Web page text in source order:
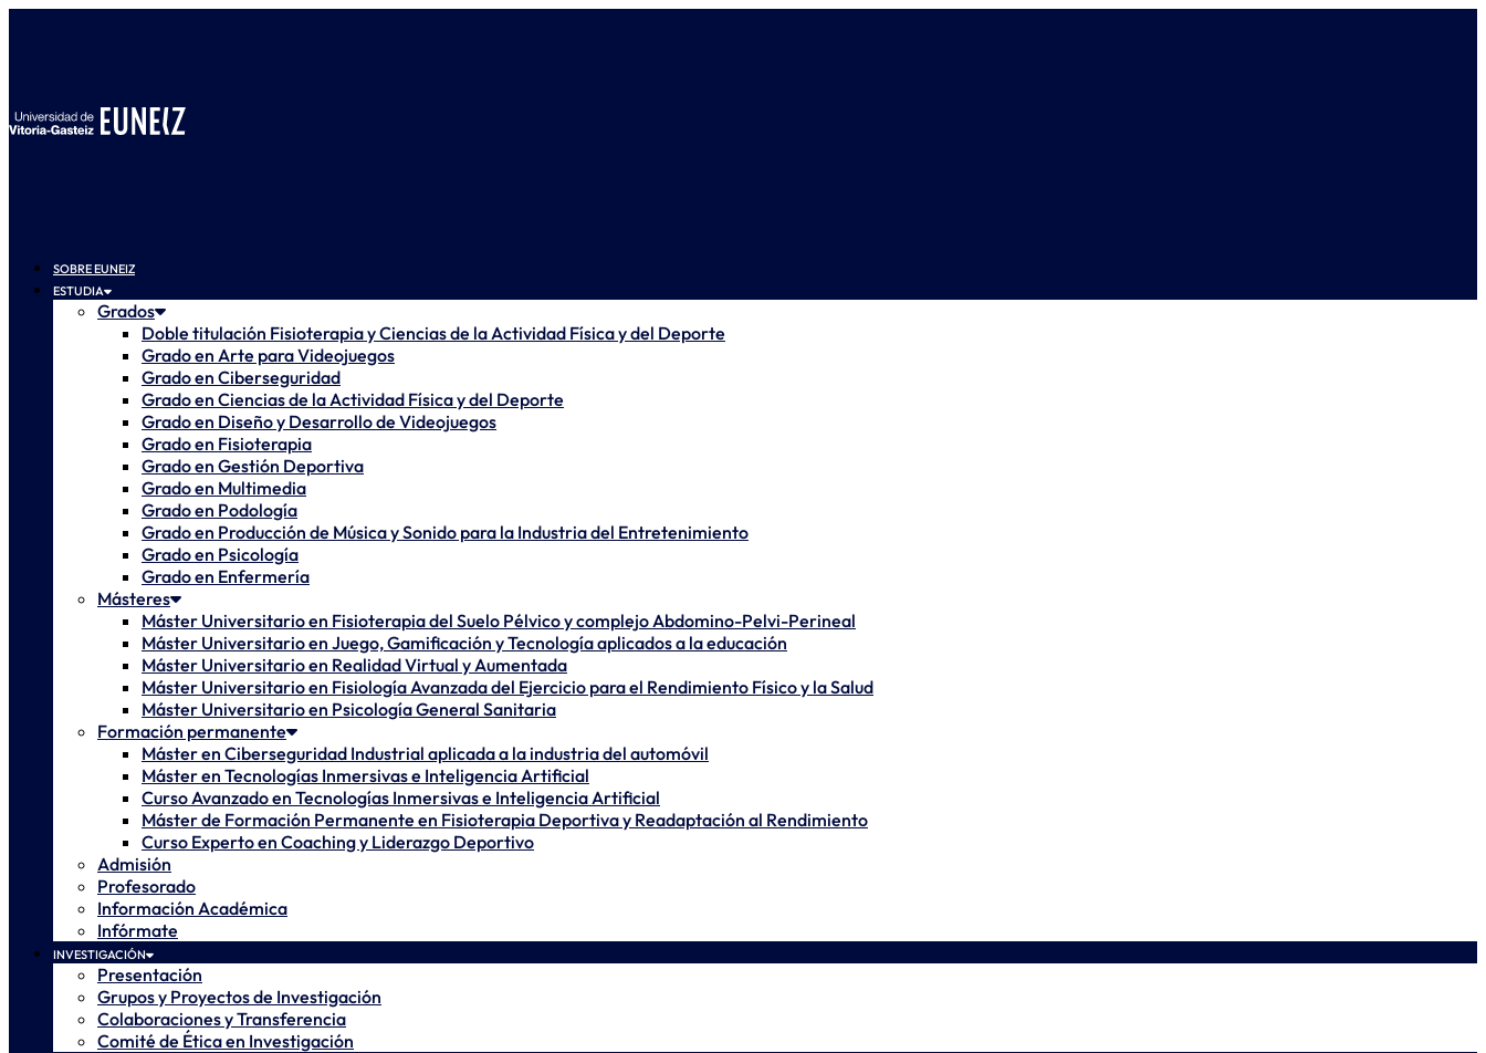
SOBRE EUNEIZ
ESTUDIA
Grados
Doble titulación Fisioterapia y Ciencias de la Actividad Física y del Deporte
Grado en Arte para Videojuegos
Grado en Ciberseguridad
Grado en Ciencias de la Actividad Física y del Deporte
Grado en Diseño y Desarrollo de Videojuegos
Grado en Fisioterapia
Grado en Gestión Deportiva
Grado en Multimedia
Grado en Podología
Grado en Producción de Música y Sonido para la Industria del Entretenimiento
Grado en Psicología
Grado en Enfermería
Másteres
Máster Universitario en Fisioterapia del Suelo Pélvico y complejo Abdomino-Pelvi-Perineal
Máster Universitario en Juego, Gamificación y Tecnología aplicados a la educación
Máster Universitario en Realidad Virtual y Aumentada
Máster Universitario en Fisiología Avanzada del Ejercicio para el Rendimiento Físico y la Salud
Máster Universitario en Psicología General Sanitaria
Formación permanente
Máster en Ciberseguridad Industrial aplicada a la industria del automóvil
Máster en Tecnologías Inmersivas e Inteligencia Artificial
Curso Avanzado en Tecnologías Inmersivas e Inteligencia Artificial
Máster de Formación Permanente en Fisioterapia Deportiva y Readaptación al Rendimiento
Curso Experto en Coaching y Liderazgo Deportivo
Admisión
Profesorado
Información Académica
Infórmate
INVESTIGACIÓN
Presentación
Grupos y Proyectos de Investigación
Colaboraciones y Transferencia
Comité de Ética en Investigación